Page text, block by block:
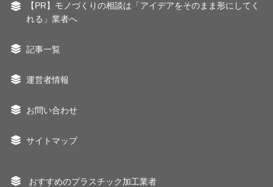
【PR】モノづくりの相談は「アイデアをそのまま形にしてく
れる」業者へ
記事一覧
運営者情報
お問い合わせ
サイトマップ
おすすめのプラスチック加工業者